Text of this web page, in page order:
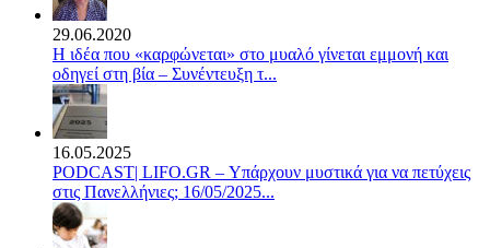
29.06.2020
Η ιδέα που «καρφώνεται» στο μυαλό γίνεται εμμονή και
οδηγεί στη βία – Συνέντευξη τ...
16.05.2025
PODCAST| LIFO.GR – Υπάρχουν μυστικά για να πετύχεις
στις Πανελλήνιες; 16/05/2025...